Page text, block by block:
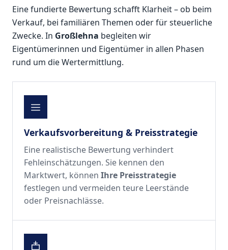
Eine fundierte Bewertung schafft Klarheit – ob beim
Verkauf, bei familiären Themen oder für steuerliche
Zwecke. In Großlehna begleiten wir
Eigentümerinnen und Eigentümer in allen Phasen
rund um die Wertermittlung.
Verkaufsvorbereitung & Preisstrategie
Eine realistische Bewertung verhindert
Fehleinschätzungen. Sie kennen den
Marktwert, könnenIhre Preisstrategie
festlegen und vermeiden teure Leerstände
oder Preisnachlässe.